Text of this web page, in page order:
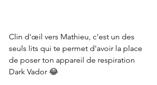
Clin d'œil vers Mathieu, c'est un des
seuls lits qui te permet d'avoir la place
de poser ton appareil de respiration
Dark Vador 😂